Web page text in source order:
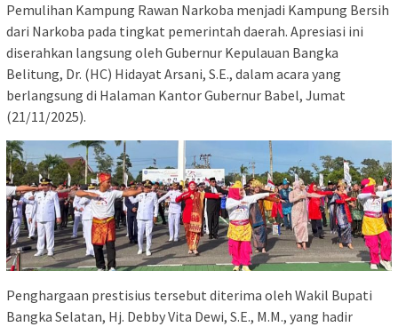
Pemulihan Kampung Rawan Narkoba menjadi Kampung Bersih
dari Narkoba pada tingkat pemerintah daerah. Apresiasi ini
diserahkan langsung oleh Gubernur Kepulauan Bangka
Belitung, Dr. (HC) Hidayat Arsani, S.E., dalam acara yang
berlangsung di Halaman Kantor Gubernur Babel, Jumat
(21/11/2025).
Penghargaan prestisius tersebut diterima oleh Wakil Bupati
Bangka Selatan, Hj. Debby Vita Dewi, S.E., M.M., yang hadir